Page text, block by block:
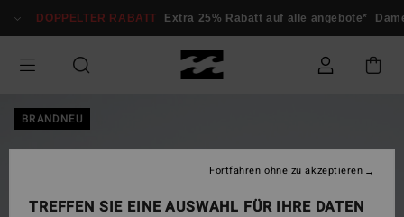
zur
springen
DOPPELTER RABATT Extra 25% Rabatt auf alle angebote*
BRANDNEU
TREFFEN SIE EINE AUSWAHL FÜR IHRE DATEN
Fortfahren ohne zu akzeptieren